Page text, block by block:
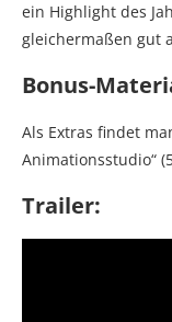
ein Highlight des
gleichermaßen gut
Bonus-
Als Extras findet
Animationsstudio“
Trailer: